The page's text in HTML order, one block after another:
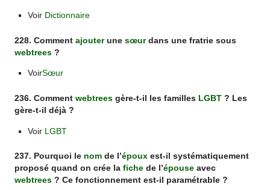
Voir Dictionnaire
228. Commentajouterunesœurdans une fratrie sous
webtrees ?
VoirSœur
236. Commentwebtrees gère-t-il les familles LGBT ? Les
gère-t-il déjà ?
Voir LGBT
237. Pourquoi le nom de l’époux est-il systématiquement
proposé quand on crée lafiche de l’épouse avec
webtrees ? Ce fonctionnement est-il paramétrable ?